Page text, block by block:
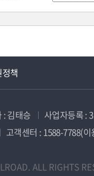
책
: 김태승 사업자등록 :
고객센터 : 1588-7788(
ALL RIGHTS